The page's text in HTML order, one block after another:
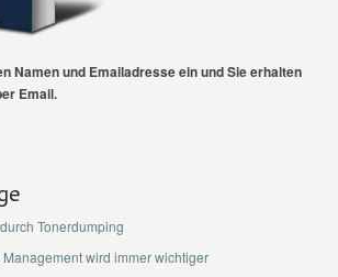
Namen und Emailadresse ein und Sie erhalten
Email.
Tonerdumping
wird immer wichtiger